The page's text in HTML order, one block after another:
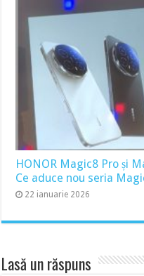
HONOR Magic8 Pro și
Ce aduce nou seria
22 ianuarie 2026
Lasă un răspuns